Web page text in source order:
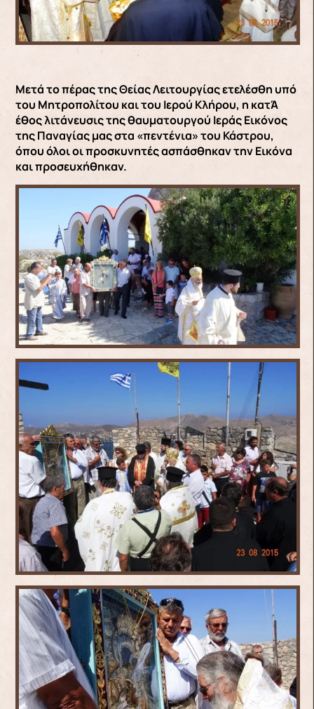
Μετά το πέρας της Θείας Λειτουργίας ετελέσθη υπό
του Μητροπολίτου και του Ιερού Κλήρου, η κατΆ
έθος λιτάνευσις της θαυματουργού Ιεράς Εικόνος
της Παναγίας μας στα «πεντένια» του Κάστρου,
όπου όλοι οι προσκυνητές ασπάσθηκαν την Εικόνα
και προσευχήθηκαν.